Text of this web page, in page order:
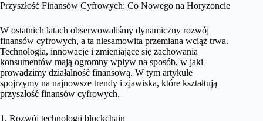
Przyszłość Finansów Cyfrowych: Co Nowego na Horyzoncie
W ostatnich latach obserwowaliśmy dynamiczny rozwój
finansów cyfrowych, a ta niesamowita przemiana wciąż trwa.
Technologia, innowacje i zmieniające się zachowania
konsumentów mają ogromny wpływ na sposób, w jaki
prowadzimy działalność finansową. W tym artykule
spojrzymy na najnowsze trendy i zjawiska, które kształtują
przyszłość finansów cyfrowych.
1. Rozwój technologii blockchain